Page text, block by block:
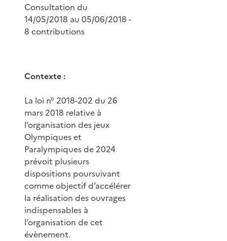
Consultation du
14/05/2018 au 05/06/2018 -
8 contributions
Contexte :
La loi n° 2018-202 du 26
mars 2018 relative à
l’organisation des jeux
Olympiques et
Paralympiques de 2024
prévoit plusieurs
dispositions poursuivant
comme objectif d’accélérer
la réalisation des ouvrages
indispensables à
l’organisation de cet
évènement.